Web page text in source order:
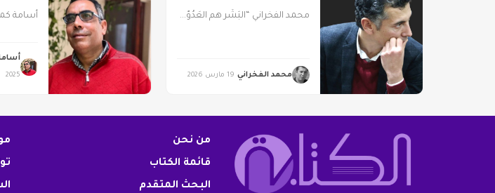
محمد الفخراني “البَشَر هم العَدُوّ...
محمد الفخراني 19 مارس 2026
أسامة
2025
من نحن
قائمة الكتاب
البحث المتقدم